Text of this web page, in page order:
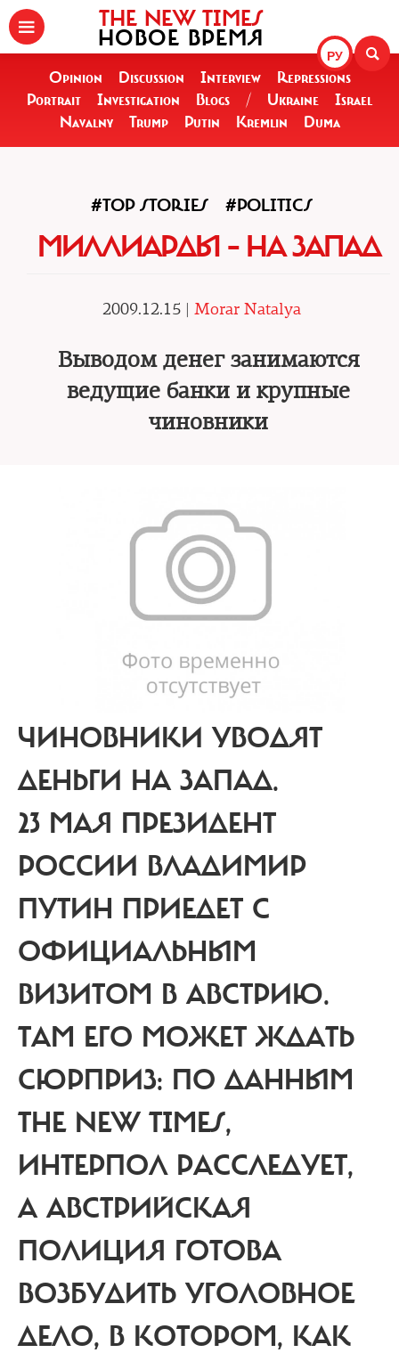
РУ
THE NEW TIMES
НОВОЕ ВРЕМЯ
Opinion Discussion Interview
Repressions
Portrait
Investigation Blogs / Ukraine
Israel
Navalny
Trump Putin Kremlin Duma
#TOP STORIES #POLITICS
МИЛЛИАРДЫ – НА ЗАПАД
2009.12.15 | Morar Natalya
Выводом денег занимаются
ведущие банки и крупные
чиновники
ЧИНОВНИКИ УВОДЯТ
ДЕНЬГИ НА ЗАПАД.
23 МАЯ ПРЕЗИДЕНТ
РОССИИ ВЛАДИМИР
ПУТИН ПРИЕДЕТ С
ОФИЦИАЛЬНЫМ
ВИЗИТОМ В АВСТРИЮ.
ТАМ ЕГО МОЖЕТ ЖДАТЬ
СЮРПРИЗ: ПО ДАННЫМ
THE NEW TIMES,
ИНТЕРПОЛ РАССЛЕДУЕТ,
А АВСТРИЙСКАЯ
ПОЛИЦИЯ ГОТОВА
ВОЗБУДИТЬ УГОЛОВНОЕ
ДЕЛО, В КОТОРОМ, КАК